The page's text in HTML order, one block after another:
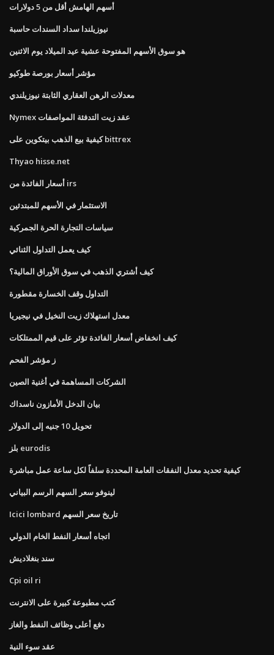
أسهم الهامش أقل من 5 دولارات
نيوزيلندا سداد السندات حاسبة
هو سوق الأسهم المفتوحة عشية عيد الميلاد يوم الاثنين
مؤشر أسعار بورصة طوكيو
معدلات الرهن العقاري الثابتة نيوزيلندي
Nymex عقد زيت التدفئة المواصفات
كيفية بيع الذهب بيتكوين على bittrex
Thyao hisse.net
أسعار الفائدة من irs
الاستثمار في الأسهم للمبتدئين
سياسات التجارة الحرة الجمركية
كيف يعمل التداول الثنائي
كيف أشتري الذهب في سوق الأوراق المالية؟
التداول وقف الخسارة مقطورة
معدل استهلاك زيت النخيل في نيجيريا
كيف انخفاض أسعار الفائدة تؤثر على قيم الممتلكات
ز مؤشر الفحم
الشركات المساهمة في أغنية الصين
بيان الدخل الأمازون ناسداك
تحويل 10 جنيه إلى الدولار
بلز eurodis
كيفية تحديد معدل النفقات العامة المحددة سلفاً لكل ساعة عمل مباشرة
لينوفو سعر السهم الرسم البياني
Icici lombard تاريخ سعر السهم
اتجاه أسعار النفط الخام الدولي
سند بنغلاديش
Cpi oil ri
كتب مطبوعة كبيرة على الانترنت
دفع أعلى وظائف النفط والغاز
عقد سوء النية